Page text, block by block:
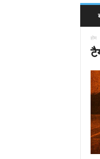
होम